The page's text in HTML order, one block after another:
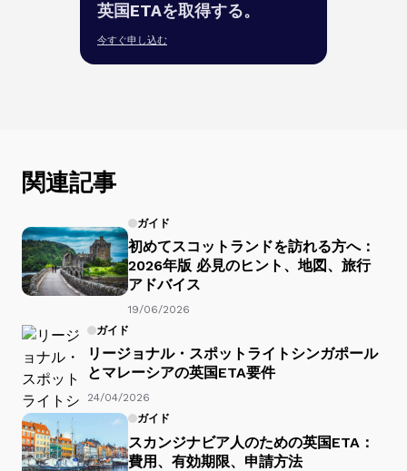
英国ETAを取得する。
今すぐ申し込む
関連記事
ガイド
初めてスコットランドを訪れる方へ：
2026年版 必見のヒント、地図、旅行
アドバイス
19/06/2026
ガイド
リージョナル・スポットライトシンガポール
とマレーシアの英国ETA要件
24/04/2026
ガイド
スカンジナビア人のための英国ETA：
費用、有効期限、申請方法